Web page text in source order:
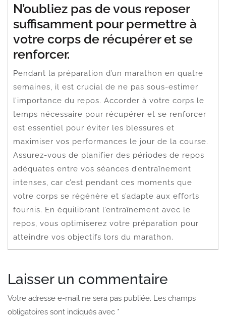
N’oubliez pas de vous reposer
suffisamment pour permettre à
votre corps de récupérer et se
renforcer.
Pendant la préparation d’un marathon en quatre
semaines, il est crucial de ne pas sous-estimer
l’importance du repos. Accorder à votre corps le
temps nécessaire pour récupérer et se renforcer
est essentiel pour éviter les blessures et
maximiser vos performances le jour de la course.
Assurez-vous de planifier des périodes de repos
adéquates entre vos séances d’entraînement
intenses, car c’est pendant ces moments que
votre corps se régénère et s’adapte aux efforts
fournis. En équilibrant l’entraînement avec le
repos, vous optimiserez votre préparation pour
atteindre vos objectifs lors du marathon.
Laisser un commentaire
Votre adresse e-mail ne sera pas publiée. Les champs
obligatoires sont indiqués avec *